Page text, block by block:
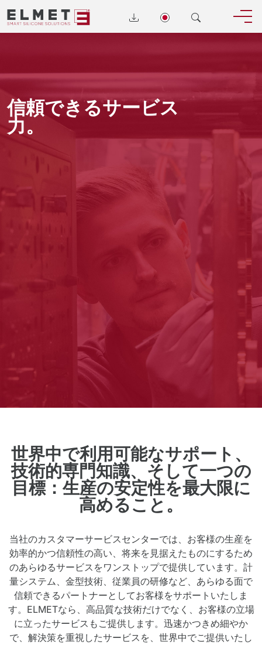
信頼できるサービス
力。
世界中で利用可能なサポート、
技術的専門知識、そして一つの
目標：生産の安定性を最大限に
高めること。
当社のカスタマーサービスセンターでは、お客様の生産を
効率的かつ信頼性の高い、将来を見据えたものにするため
のあらゆるサービスをワンストップで提供しています。計
量システム、金型技術、従業員の研修など、あらゆる面で
信頼できるパートナーとしてお客様をサポートいたしま
す。ELMETなら、高品質な技術だけでなく、お客様の立場
に立ったサービスもご提供します。迅速かつきめ細やか
で、解決策を重視したサービスを、世界中でご提供いたし